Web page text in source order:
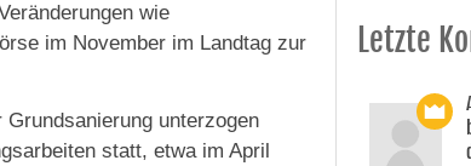
wie
im November im Landtag zur
unterzogen
statt, etwa im April
Letzte